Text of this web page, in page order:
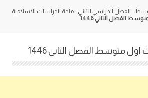
- الفصل الدراسي الثاني -مادة الدراسات الاسلامية
الفصل الثاني 1446
متوسط الفصل الثاني 1446